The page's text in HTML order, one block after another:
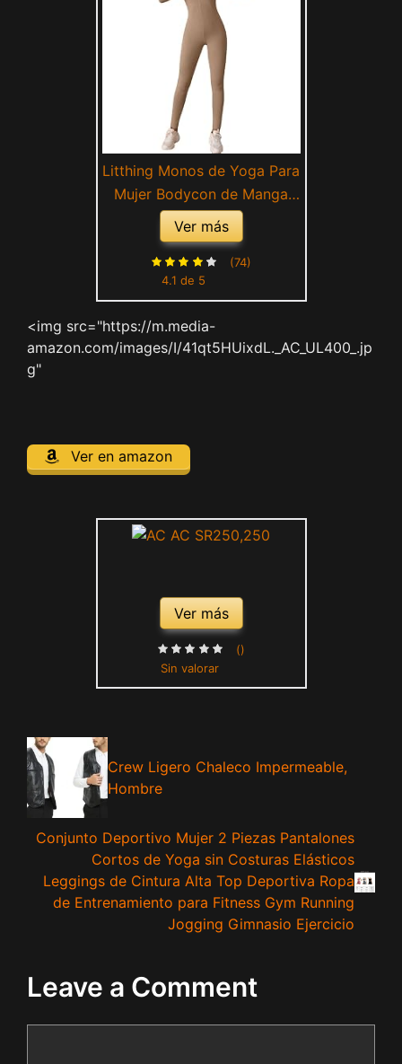
Litthing Monos de Yoga Para
Mujer Bodycon de Manga
Larga de Una Pieza Mono
Deportivo Sexy Ropa
Deportiva Con Cremallera
Conjunto de Gimnasio Mujer
Acanalados Romper
Ver más
4.1 de 5
(74)
<img src="https://m.media-
amazon.com/images/I/41qt5HUixdL._AC_UL400_.jp
g"
Ver en amazon
Ver más
Sin valorar
()
Crew Ligero Chaleco Impermeable,
Hombre
Conjunto Deportivo Mujer 2 Piezas Pantalones
Cortos de Yoga sin Costuras Elásticos
Leggings de Cintura Alta Top Deportiva Ropa
de Entrenamiento para Fitness Gym Running
Jogging Gimnasio Ejercicio
Leave a Comment